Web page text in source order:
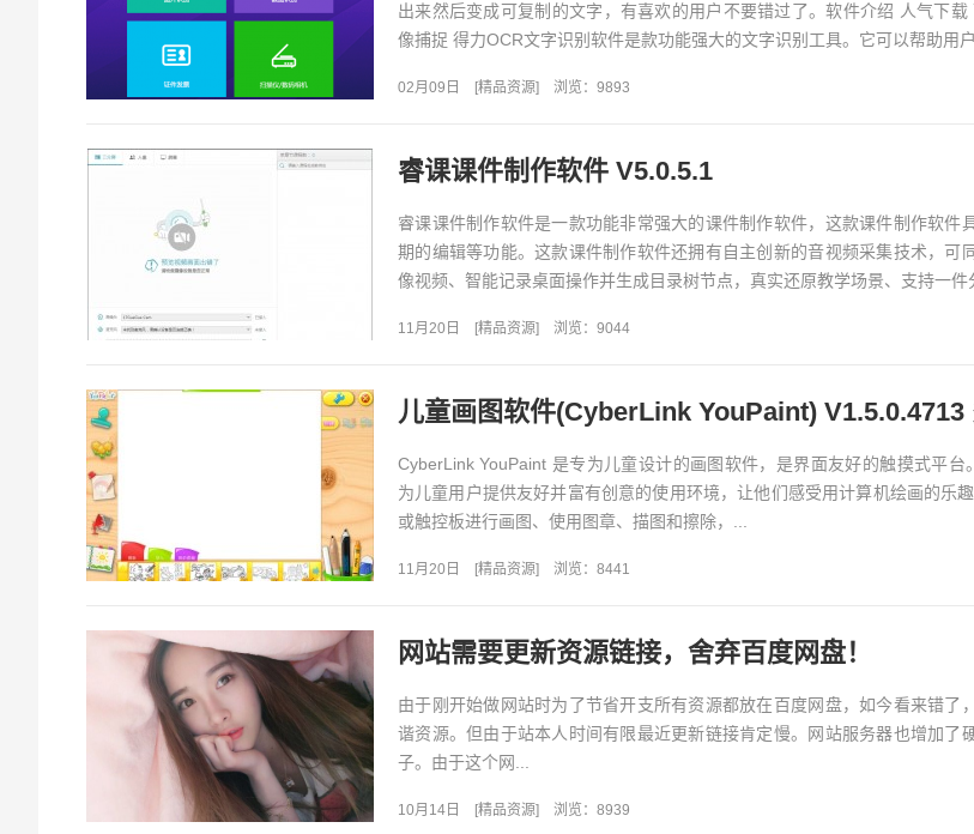
出来然后变成可复制的文字，有喜欢的用户不要错过了。软件介绍 人气下载
像捕捉 得力OCR文字识别软件是款功能强大的文字识别工具。它可以帮助用
02月09日 [精品资源] 浏览：9893
睿课课件制作软件 V5.0.5.1
睿课课件制作软件是一款功能非常强大的课件制作软件，这款课件制作软件
期的编辑等功能。这款课件制作软件还拥有自主创新的音视频采集技术，可
像视频、智能记录桌面操作并生成目录树节点，真实还原教学场景、支持一件
11月20日 [精品资源] 浏览：9044
儿童画图软件(CyberLink YouPaint) V1.5.0.4713
CyberLink YouPaint 是专为儿童设计的画图软件，是界面友好的触摸式平台
为儿童用户提供友好并富有创意的使用环境，让他们感受用计算机绘画的乐
或触控板进行画图、使用图章、描图和擦除，...
11月20日 [精品资源] 浏览：8441
网站需要更新资源链接，舍弃百度网盘！
由于刚开始做网站时为了节省开支所有资源都放在百度网盘，如今看来错了
谐资源。但由于站本人时间有限最近更新链接肯定慢。网站服务器也增加了
子。由于这个网...
10月14日 [精品资源] 浏览：8939